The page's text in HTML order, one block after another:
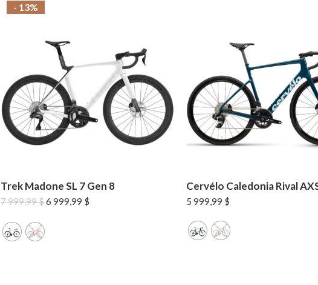
- 13%
Trek Madone SL 7 Gen 8
7 999,99$Le
6 999,99 $
Cervélo Caledonia Rival
5 999,99 $